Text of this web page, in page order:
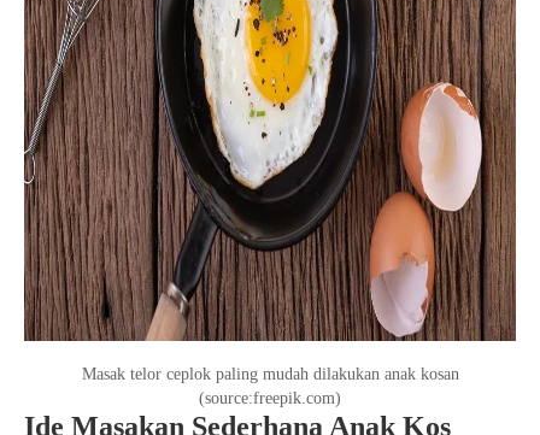
Masak telor ceplok paling mudah dilakukan anak kosan
(source:freepik.com)
Ide Masakan Sederhana Anak Kos